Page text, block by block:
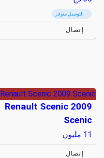
التوصيل متوفر
إتصال
Renault Scenic 2009 Scenic
Renault Scenic 2009
Scenic
11 مليون
إتصال